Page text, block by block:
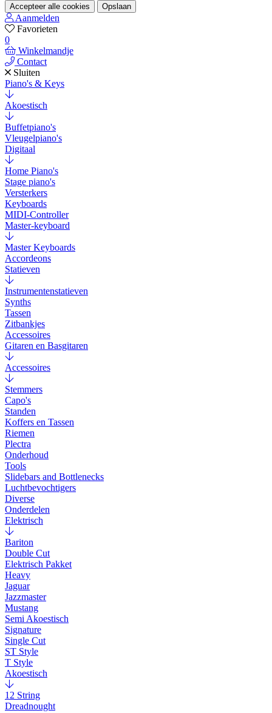
Accepteer alle cookies Opslaan
Aanmelden
Favorieten
0
Winkelmandje
Contact
Sluiten
Piano's & Keys
Akoestisch
Buffetpiano's
Vleugelpiano's
Digitaal
Home Piano's
Stage piano's
Versterkers
Keyboards
MIDI-Controller
Master-keyboard
Master Keyboards
Accordeons
Statieven
Instrumentenstatieven
Synths
Tassen
Zitbankjes
Accessoires
Gitaren en Basgitaren
Accessoires
Stemmers
Capo's
Standen
Koffers en Tassen
Riemen
Plectra
Onderhoud
Tools
Slidebars and Bottlenecks
Luchtbevochtigers
Diverse
Onderdelen
Elektrisch
Bariton
Double Cut
Elektrisch Pakket
Heavy
Jaguar
Jazzmaster
Mustang
Semi Akoestisch
Signature
Single Cut
ST Style
T Style
Akoestisch
12 String
Dreadnought